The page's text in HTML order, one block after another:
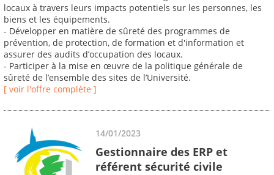
locaux à travers leurs impacts potentiels sur les personnes, les
biens et les équipements.
- Développer en matière de sûreté des programmes de
prévention, de protection, de formation et d'information et
assurer des audits d’occupation des locaux.
- Participer à la mise en œuvre de la politique générale de
sûreté de l’ensemble des sites de l’Université.
[ voir l'offre complète ]
14/01/2023
Gestionnaire des ERP et
référent sécurité civile